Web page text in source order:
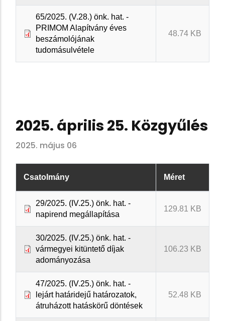
65/2025. (V.28.) önk. hat. -
PRIMOM Alapítvány éves
beszámolójának
tudomásulvétele
48.74 KB
2025. április 25. Közgyűlés
2025. május 06
Csatolmány Méret
29/2025. (IV.25.) önk. hat. -
napirend megállapítása
129.81 KB
30/2025. (IV.25.) önk. hat. -
vármegyei kitüntető díjak
adományozása
106.23 KB
47/2025. (IV.25.) önk. hat. -
lejárt határidejű határozatok,
átruházott hatáskörű döntések
52.48 KB